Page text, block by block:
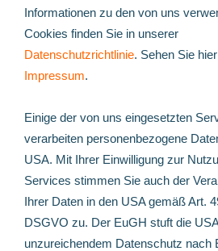
Informationen zu den von uns
Cookies finden Sie in unserer
Datenschutzrichtlinie. Sehen Sie
Impressum.
Einige der von uns eingesetzten
verarbeiten personenbezogene
USA. Mit Ihrer Einwilligung zur
Services stimmen Sie auch der
Ihrer Daten in den USA gemäß Art.
DSGVO zu. Der EuGH stuft die
unzureichendem Datenschutz nach